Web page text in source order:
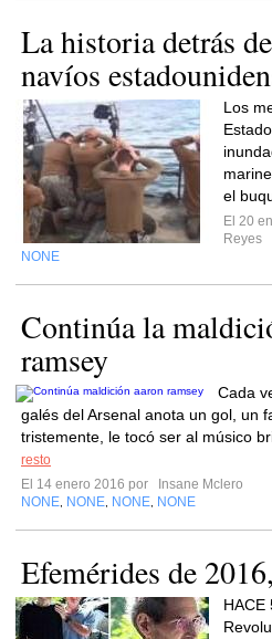
La historia detrás
navíos
Los
el
El 20
Reyes
NONE
Continúa la
ramsey
Cada
galés del Arsenal anota un gol, un
tristemente, le tocó ser al músico
resto
El 14 enero 2016 por
Insane Mclero
NONE NONE NONE NONE
Efemérides de
HACE